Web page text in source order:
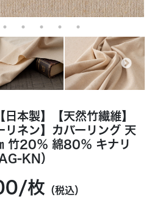
日本製】【天然竹繊維】
リネン】カバーリング 天
竹20％ 綿80％ キナリ
KN）
枚 （税込）